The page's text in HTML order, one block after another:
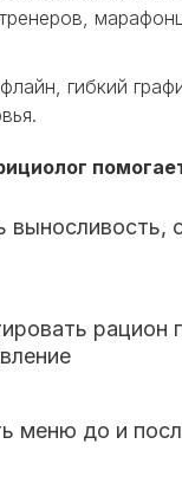
гибкий
выносливость,
рацион
меню до и